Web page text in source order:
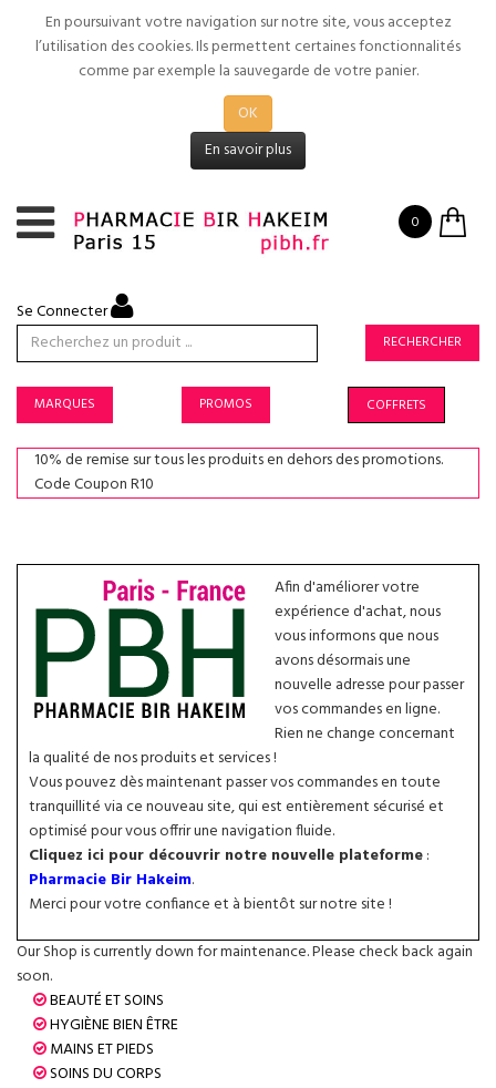
En poursuivant votre navigation sur notre site, vous acceptez
l’utilisation des cookies. Ils permettent certaines fonctionnalités
comme par exemple la sauvegarde de votre panier.
OK
En savoir plus
0
Se Connecter
RECHERCHER
MARQUES PROMOS COFFRETS
10% de remise sur tous les produits en dehors des promotions.
Code Coupon R10
Afin d'améliorer votre
expérience d'achat, nous
vous informons que nous
avons désormais une
nouvelle adresse pour passer
vos commandes en ligne.
Rien ne change concernant
la qualité de nos produits et services !
Vous pouvez dès maintenant passer vos commandes en toute
tranquillité via ce nouveau site, qui est entièrement sécurisé et
optimisé pour vous offrir une navigation fluide.
Cliquez ici pour découvrir notre nouvelle plateforme:
Pharmacie Bir Hakeim.
Merci pour votre confiance et à bientôt sur notre site !
Our Shop is currently down for maintenance. Please check back again
soon.
BEAUTÉ ET SOINS
HYGIÈNE BIEN ÊTRE
MAINS ET PIEDS
SOINS DU CORPS